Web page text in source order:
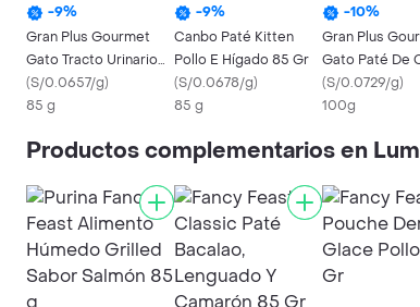
-9%
Gran Plus Gourmet
Gato Tracto Urinario
Sabor Pollo 85 Gr
(S/0.0657/g)
85 g
-9%
Canbo Paté Kitten
Pollo E Hígado 85 Gr
(S/0.0678/g)
85 g
-10%
Gran Plus
Gato Paté De
100 Gr
(S/0.0729/g)
100g
Productos complementarios en